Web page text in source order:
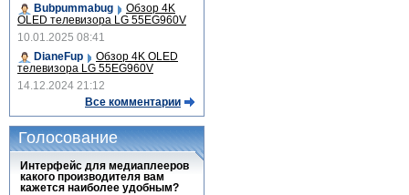
Bubpummabug
Обзор 4K
OLED телевизора LG 55EG960V
10.01.2025 08:41
DianeFup
Обзор 4K OLED
телевизора LG 55EG960V
14.12.2024 21:12
Все комментарии
Голосование
Интерфейс для медиаплееров
какого производителя вам
кажется наиболее удобным?